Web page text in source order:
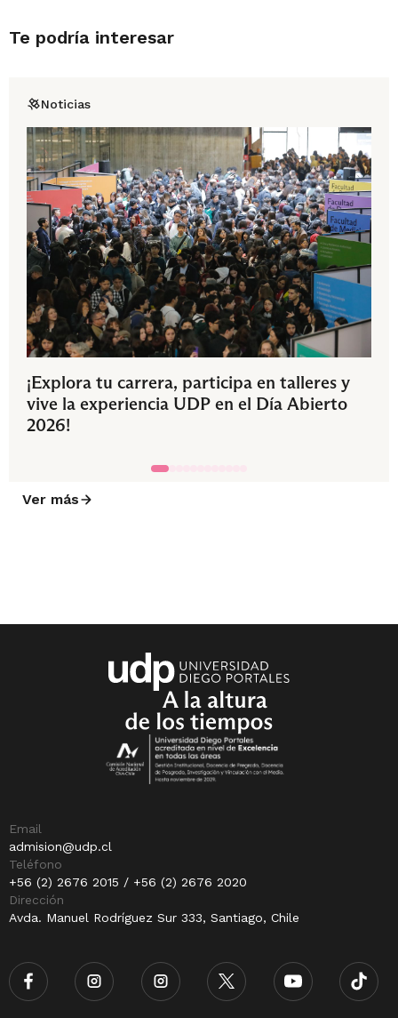
Te podría interesar
Noticias
¡Explora tu carrera, participa en talleres y
vive la experiencia UDP en el Día Abierto
2026!
Ver más
Email
admision@udp.cl
Teléfono
+56 (2) 2676 2015 / +56 (2) 2676 2020
Dirección
Avda. Manuel Rodríguez Sur 333, Santiago, Chile